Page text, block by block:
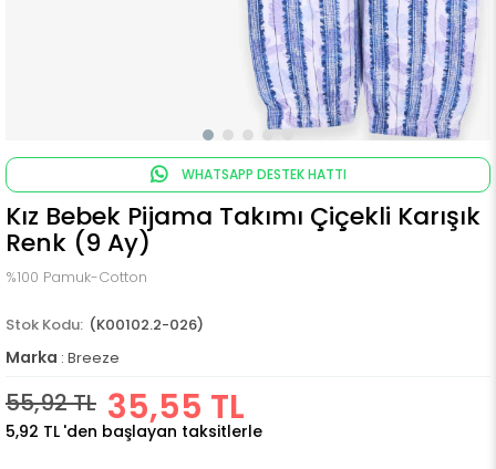
WHATSAPP DESTEK HATTI
Kız Bebek Pijama Takımı Çiçekli Karışık
Renk (9 Ay)
%100 Pamuk-Cotton
(K00102.2-026)
Marka : Breeze
55,92 TL 35,55 TL
5,92 TL 'den başlayan taksitlerle